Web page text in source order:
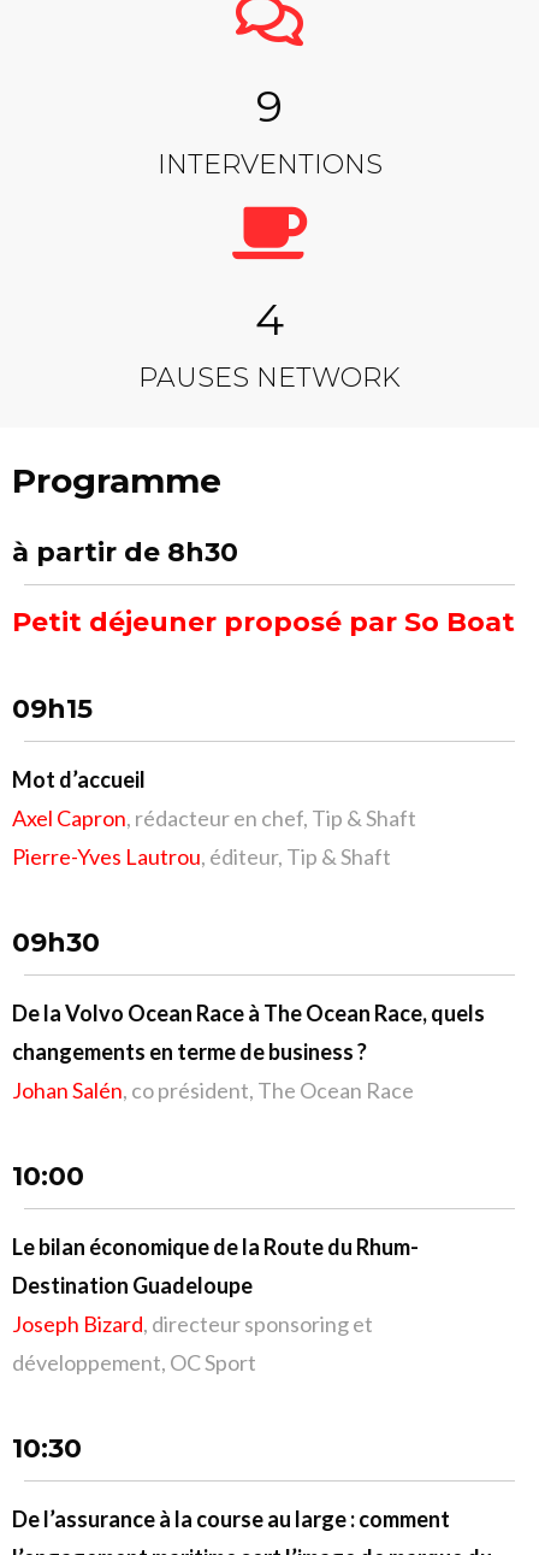
9
INTERVENTIONS
4
PAUSES NETWORK
Programme
à partir de 8h30
Petit déjeuner proposé par So Boat
09h15
Mot d’accueil
Axel Capron, rédacteur en chef, Tip & Shaft
Pierre-Yves Lautrou, éditeur, Tip & Shaft
09h30
De la Volvo Ocean Race à The Ocean Race, quels
changements en terme de business ?
Johan Salén, co président, The Ocean Race
10:00
Le bilan économique de la Route du Rhum-
Destination Guadeloupe
Joseph Bizard, directeur sponsoring et
développement, OC Sport
10:30
De l’assurance à la course au large : comment